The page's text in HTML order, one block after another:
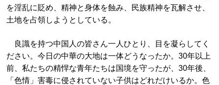
を淫乱に貶め、精神と身体を蝕み、民族精神を瓦解させ、
土地を占領しようとしている。
良識を持つ中国人の皆さん一人ひとり、目を凝らしてく
ださい。今日の中華の大地は一体どうなったか。30年以上
前、私たちの精悍な青年たちは国境を守ったが、30年後、
「色情」害毒に侵されていない子供はどれだけいるか。色